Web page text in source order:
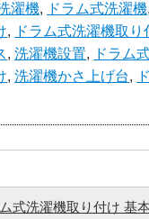
濯機, ドラム式洗濯機
, ドラム式洗濯機取り
,洗濯機設置, ドラム
,洗濯機かさ上げ台,
式洗濯機取り付け 基